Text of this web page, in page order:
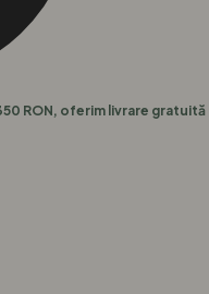
RON, oferim livrare gratuită